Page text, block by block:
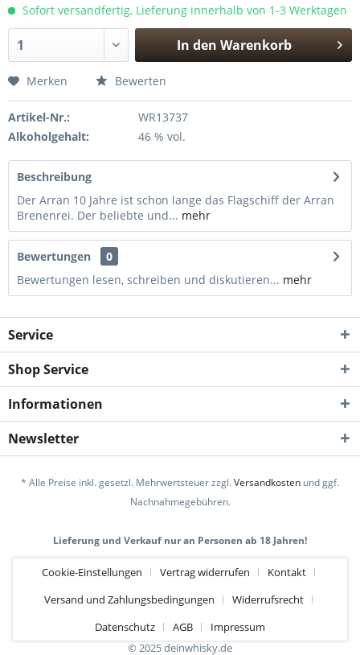
Sofort versandfertig, Lieferung innerhalb von 1-3 Werktagen
In den Warenkorb
Merken Bewerten
Artikel-Nr.:
WR13737
Alkoholgehalt:
46 % vol.
Beschreibung
Der Arran 10 Jahre ist schon lange das Flagschiff der Arran
Brenenrei. Der beliebte und... mehr
Bewertungen
0
Bewertungen lesen, schreiben und diskutieren... mehr
Service
Shop Service
Informationen
Newsletter
* Alle Preise inkl. gesetzl. Mehrwertsteuer zzgl.Versandkosten und ggf.
Nachnahmegebühren.
Lieferung und Verkauf nur an Personen ab 18 Jahren!
Cookie-Einstellungen Vertrag widerrufen
Kontakt
Versand und Zahlungsbedingungen
Widerrufsrecht
Datenschutz
AGB
Impressum
© 2025 deinwhisky.de